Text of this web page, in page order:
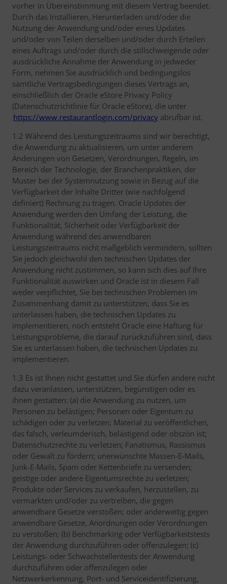
vorher in Übereinstimmung mit diesem Vertrag beendet.
Durch das Installieren, Herunterladen und/oder die
Nutzung der Anwendung und/oder eines Updates
und/oder von Teilen derselben und/oder durch Erteilen
eines Auftrags und/oder durch die stillschweigende oder
ausdrückliche Annahme der Anwendung in jedweder
Form, nehmen Sie ausdrücklich und bedingungslos
sämtliche Vertragsbedingungen dieses Vertrags an,
einschließlich der Oracle eStore Privacy Policy
(Datenschutzrichtlinie für Oracle eStore), die unter
https://www.restaurantlogin.com/privacy abrufbar ist.
1.2 Während des Leistungszeitraums sind wir berechtigt,
die Anwendung zu aktualisieren, um unter anderem
Änderungen von Gesetzen, Verordnungen, Regeln, im
Bereich der Technologie, der Branchenpraktiken, der
Muster bei der Systemnutzung sowie in Bezug auf die
Verfügbarkeit der Inhalte Dritter (wie nachfolgend
definiert) Rechnung zu tragen. Oracle Updates der
Anwendung werden den Umfang der Leistung, die
Funktionalität, Sicherheit oder Verfügbarkeit der
Anwendung während des anwendbaren
Leistungszeitraums nicht maßgeblich vermindern, sollten
Sie jedoch gleichwohl den technischen Updates der
Anwendung nicht zustimmen, so kann sich dies auf Ihre
Funktionalität auswirken und Oracle ist in diesem Fall
weder verpflichtet, Sie bei technischen Problemen im
Zusammenhang damit zu unterstützen, dass Sie es
unterlassen haben, die technischen Updates zu
implementieren, noch entsteht Oracle eine Haftung für
Leistungsprobleme, die darauf zurückzuführen sind, dass
Sie es unterlassen haben, die technischen Updates zu
implementieren.
1.3 Es ist Ihnen nicht gestattet und Sie dürfen andere nicht
dazu veranlassen, unterstützen, begünstigen oder es
ihnen gestatten: (a) die Anwendung zu nutzen, um
Personen zu belästigen; Personen oder Eigentum zu
schädigen oder zu verletzen; Material zu veröffentlichen,
das falsch, verleumderisch, belästigend oder obszön ist;
Datenschutzrechte zu verletzen; Fanatismus, Rassismus
oder Gewalt zu fördern; unerwünschte Massen-E-Mails,
Junk-E-Mails, Spam oder Kettenbriefe zu versenden;
geistige oder andere Eigentumsrechte zu verletzen;
Produkte oder Services zu verkaufen, herzustellen, zu
vermarkten und/oder zu vertreiben, die gegen
anwendbare Gesetze verstoßen; oder anderweitig gegen
anwendbare Gesetze, Anordnungen oder Verordnungen
zu verstoßen; (b) Benchmarking oder Verfügbarkeitstests
der Anwendung durchzuführen oder offenzulegen; (c)
Leistungs- oder Schwachstellentests der Anwendung
durchzuführen oder offenzulegen oder
Netzwerkerkennung, Port- und Serviceidentifizierung,